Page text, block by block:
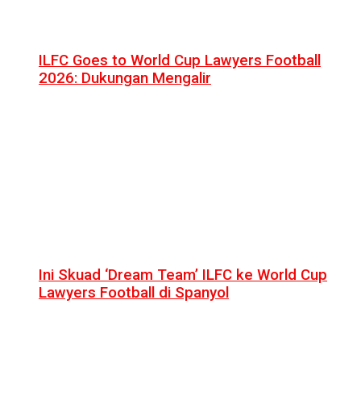
ILFC Goes to World Cup Lawyers Football
2026: Dukungan Mengalir
Ini Skuad ‘Dream Team’ ILFC ke World Cup
Lawyers Football di Spanyol